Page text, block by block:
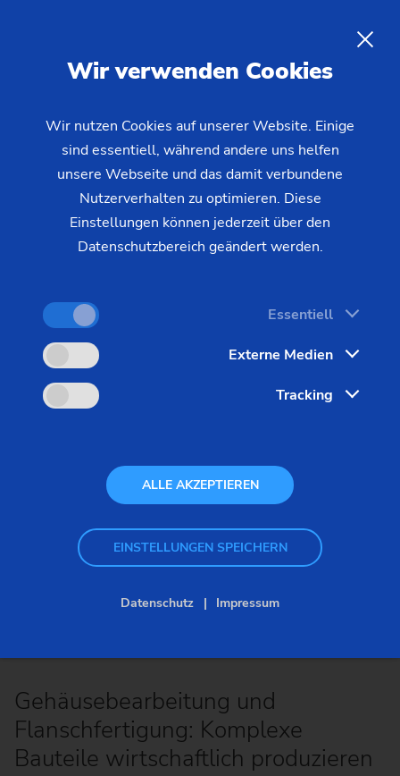
Präzise Bearbeitung für höchste
Anforderungen
Ob Flansch, Differentialgehäuse oder
Azimutantrieb – EMAG bietet maßgeschneiderte
Fertigungslösungen für komplexe Gehäuse und
Rotationsbauteile. Kurze Taktzeiten, hohe Qualität
Gehäusebearbeitung und
Flanschfertigung: Komplexe
Bauteile wirtschaftlich produzieren
Wir verwenden Cookies
Wir nutzen Cookies auf unserer Website. Einige
sind essentiell, während andere uns helfen
unsere Webseite und das damit verbundene
Nutzerverhalten zu optimieren. Diese
Einstellungen können jederzeit über den
Datenschutzbereich geändert werden.
Essentiell
Externe Medien
Tracking
ALLE AKZEPTIEREN
EINSTELLUNGEN SPEICHERN
Datenschutz Impressum